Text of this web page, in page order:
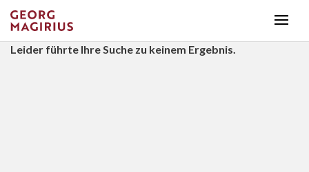
Leider führte Ihre Suche zu keinem Ergebnis.